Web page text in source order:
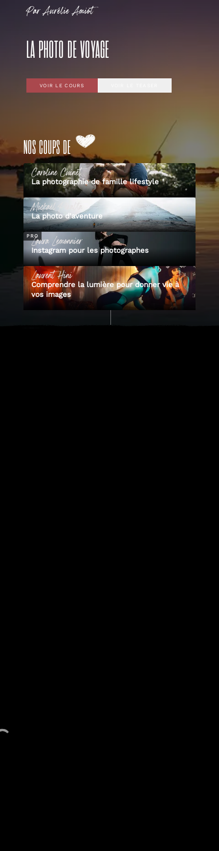
Par Aurélie Amiot
LA PHOTO DE VOYAGE
VOIR LE COURS
NOS COUPS DE
CarolineCuinet
La photographie de famille lifestyle
Mickaël
La photo d'aventure
PRO
LauraLemonnier
Instagram pour les photographes
LaurentHini
Comprendre la lumière pour donner vie à
vos images